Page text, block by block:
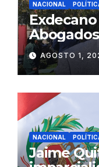
NACIONAL
AGOSTO 1,
NACIONAL
Jaime